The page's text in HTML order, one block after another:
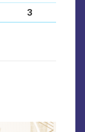
3